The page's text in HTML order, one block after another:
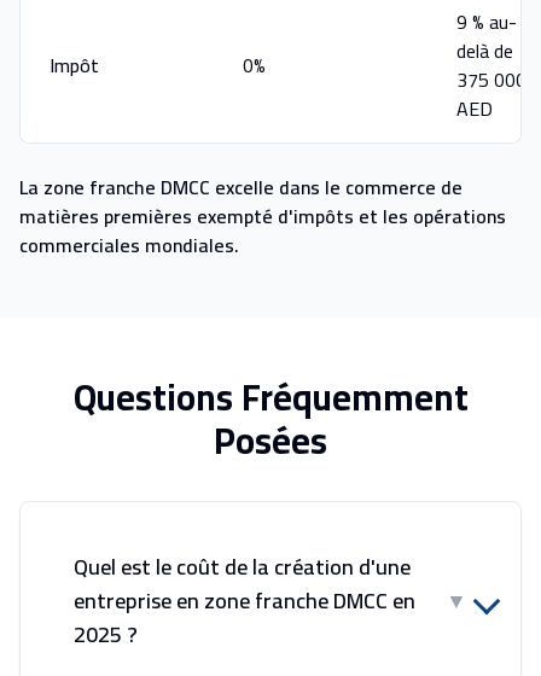
Impôt 0%
9 % au-
delà de
375 000
AED
La zone franche DMCC excelle dans le commerce de
matières premières exempté d'impôts et les opérations
commerciales mondiales.
Questions Fréquemment
Posées
Quel est le coût de la création d'une
entreprise en zone franche DMCC en
2025 ?
▼